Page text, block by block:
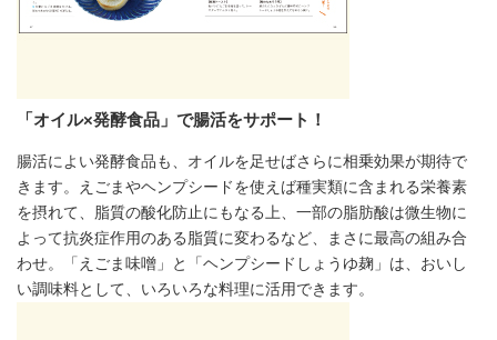
「オイル×発酵食品」で腸活をサポート！
腸活によい発酵食品も、オイルを足せばさらに相乗効果が期待で
きます。えごまやヘンプシードを使えば種実類に含まれる栄養素
を摂れて、脂質の酸化防止にもなる上、一部の脂肪酸は微生物に
よって抗炎症作用のある脂質に変わるなど、まさに最高の組み合
わせ。「えごま味噌」と「ヘンプシードしょうゆ麹」は、おいし
い調味料として、いろいろな料理に活用できます。